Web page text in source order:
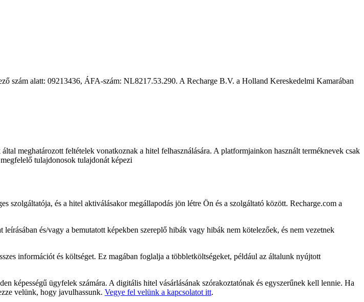
szám alatt: 09213436, ÁFA-szám: NL8217.53.290. A Recharge B.V. a Holland Kereskedelmi Kamarában
meghatározott feltételek vonatkoznak a hitel felhasználására. A platformjainkon használt terméknevek csak
tulajdonosok tulajdonát képezi
és a hitel aktiválásakor megállapodás jön létre Ön és a szolgáltató között. Recharge.com a
és/vagy a bemutatott képekben szereplő hibák vagy hibák nem kötelezőek, és nem vezetnek
információt és költséget. Ez magában foglalja a többletköltségeket, például az általunk nyújtott
képességű ügyfelek számára. A digitális hitel vásárlásának szórakoztatónak és egyszerűnek kell lennie. Ha
velünk, hogy javulhassunk. Vegye fel velünk a kapcsolatot itt.